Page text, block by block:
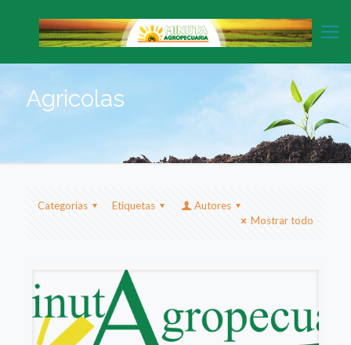
Agricolas
Categorias Etiquetas
Autores
Mostrar todo